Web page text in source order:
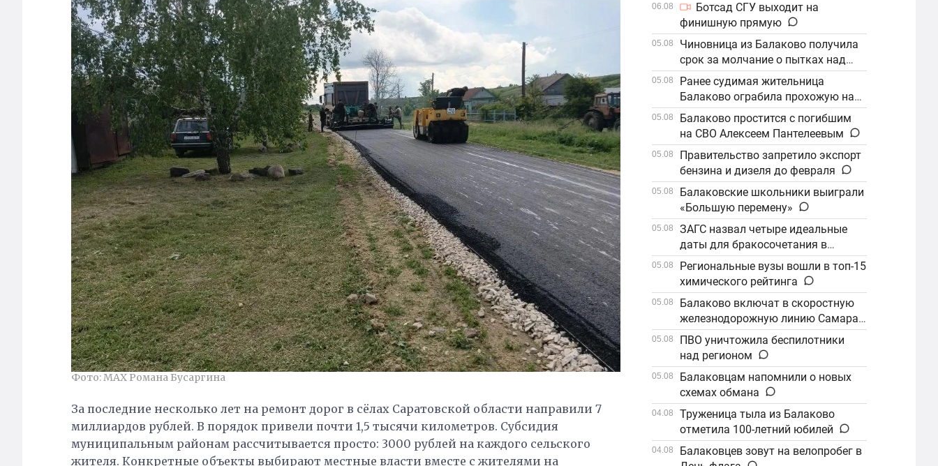
Фото: МАХ Романа Бусаргина
За последние несколько лет на ремонт дорог в сёлах Саратовской области направили 7
миллиардов рублей. В порядок привели почти 1,5 тысячи километров. Субсидия
муниципальным районам рассчитывается просто: 3000 рублей на каждого сельского
жителя. Конкретные объекты выбирают местные власти вместе с жителями на
06.08
Ботсад СГУ выходит на
финишную прямую
05.08
Чиновница из Балаково получила
срок за молчание о пытках над
детьми
05.08
Ранее судимая жительница
Балаково ограбила прохожую на
улице
05.08
Балаково простится с погибшим
на СВО Алексеем Пантелеевым
05.08
Правительство запретило экспорт
бензина и дизеля до февраля
05.08
Балаковские школьники выиграли
«Большую перемену»
05.08
ЗАГС назвал четыре идеальные
даты для бракосочетания в
сентябре
05.08
Региональные вузы вошли в топ-15
химического рейтинга
05.08
Балаково включат в скоростную
железнодорожную линию Самара–
Саратов
05.08
ПВО уничтожила беспилотники
над регионом
05.08
Балаковцам напомнили о новых
схемах обмана
04.08
Труженица тыла из Балаково
отметила 100-летний юбилей
04.08
Балаковцев зовут на велопробег в